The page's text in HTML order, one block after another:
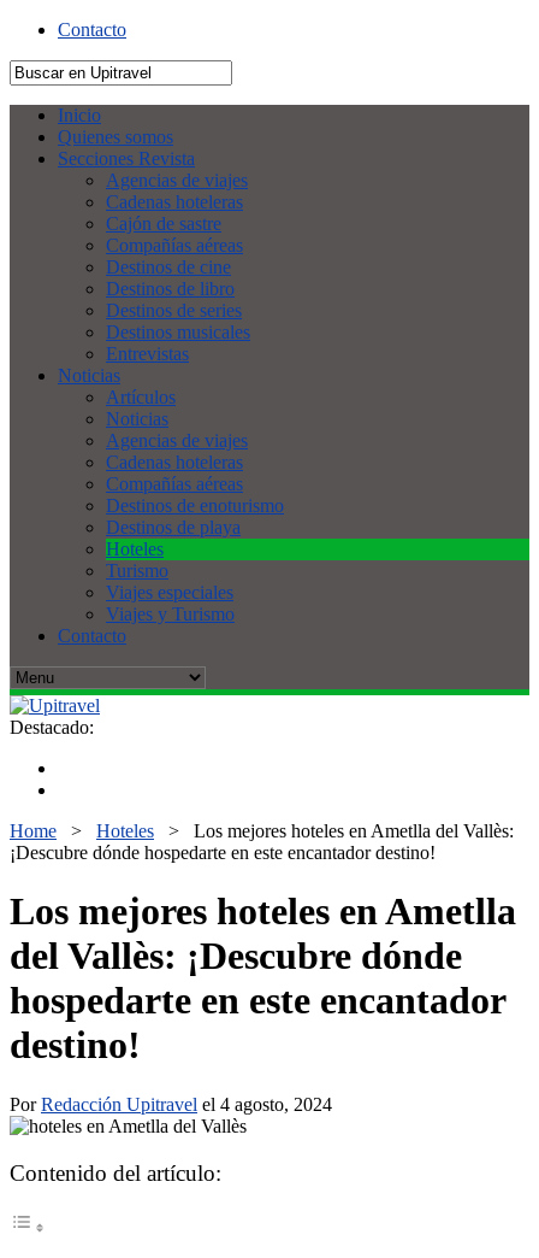
Contacto
Inicio
Quienes somos
Secciones Revista
Agencias de viajes
Cadenas hoteleras
Cajón de sastre
Compañías aéreas
Destinos de cine
Destinos de libro
Destinos de series
Destinos musicales
Entrevistas
Noticias
Artículos
Noticias
Agencias de viajes
Cadenas hoteleras
Compañías aéreas
Destinos de enoturismo
Destinos de playa
Hoteles
Turismo
Viajes especiales
Viajes y Turismo
Contacto
Destacado:
Home > Hoteles > Los mejores hoteles en Ametlla del Vallès:
¡Descubre dónde hospedarte en este encantador destino!
Los mejores hoteles en Ametlla
del Vallès: ¡Descubre dónde
hospedarte en este encantador
destino!
PorRedacción Upitravel el 4 agosto, 2024
Contenido del artículo: